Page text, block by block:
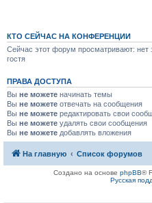
КТО СЕЙЧАС НА КОНФЕРЕНЦИИ
Сейчас этот форум просматривают: нет
гостя
ПРАВА ДОСТУПА
Вы не можете начинать темы
Вы не можете отвечать на сообщения
Вы не можете редактировать свои
Вы не можете удалять свои сообщения
Вы не можете добавлять вложения
На главную Список форумов
Создано на основе phpBB®
Русская